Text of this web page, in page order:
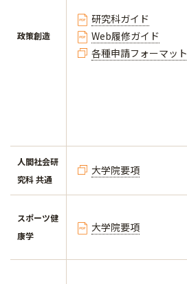
政策創造
研究科ガイド
Web履修ガイド
各種申請フォーマット
人間社会研
究科 共通
大学院要項
スポーツ健
康学
大学院要項